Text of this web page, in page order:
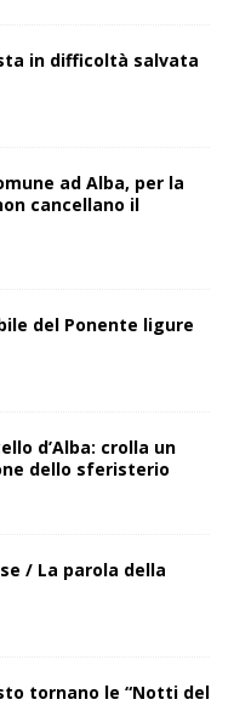
in difficoltà salvata
ad Alba, per la
cancellano il
del Ponente ligure
d’Alba: crolla un
dello sferisterio
/ La parola della
tornano le “Notti del